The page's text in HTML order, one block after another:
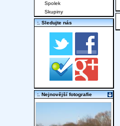
Spolek
Skupiny
:. Sledujte nás
:. Nejnovější fotografie